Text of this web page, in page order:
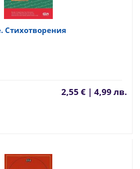
Стихотворения
2,55 € | 4,99 лв.